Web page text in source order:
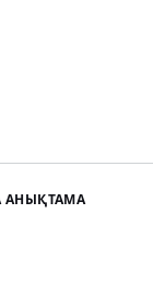
АНЫҚТАМА